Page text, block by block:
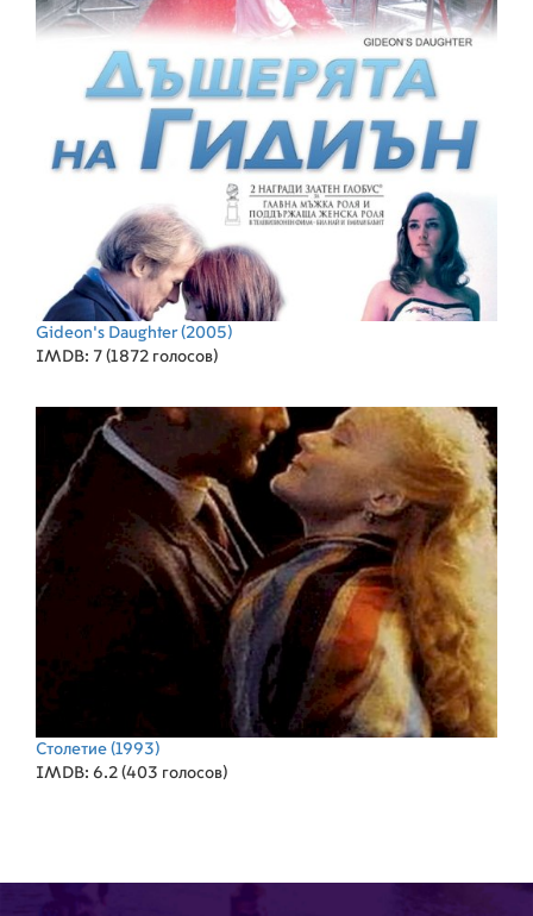
Gideon's Daughter(2005)
IMDB: 7 (1872 голосов)
Столетие (1993)
IMDB: 6.2 (403 голосов)